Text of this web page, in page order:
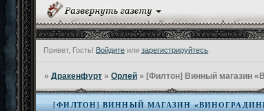
Привет, Гость! Войдите или зарегистрируйтесь
»Дракенфурт »Орлей » [Филтон] Винный магазин
[ФИЛТОН] ВИННЫЙ МАГАЗИН